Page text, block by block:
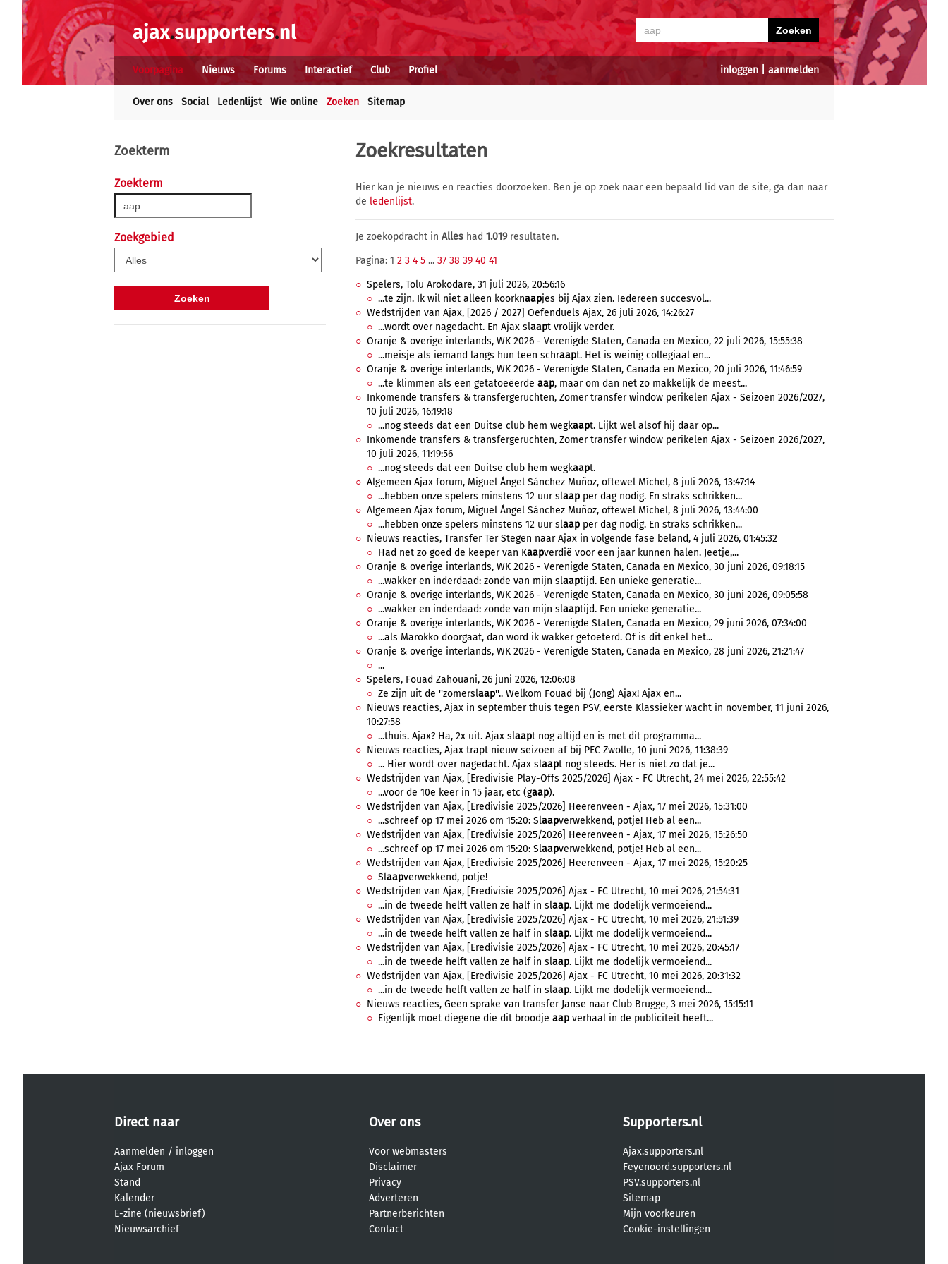
inloggen aanmelden
Voorpagina Nieuws Forums Interactief Club Profiel
Over ons Social Ledenlijst Wie online Zoeken Sitemap
Zoekterm
Zoekterm
Zoekgebied
Zoekresultaten
Hier kan je nieuws en reacties doorzoeken. Ben je op zoek naar een bepaald lid van de site, ga dan naar
de ledenlijst.
Je zoekopdracht in Alles had 1.019resultaten.
Pagina: 1 2 3 4 5 ... 37 38 39 40 41
Spelers, Tolu Arokodare, 31 juli 2026, 20:56:16
...te zijn. Ik wil niet alleen koorknaapjes bij Ajax zien. Iedereen succesvol...
Wedstrijden van Ajax, [2026 / 2027] Oefenduels Ajax, 26 juli 2026, 14:26:27
...wordt over nagedacht. En Ajax slaapt vrolijk verder.
Oranje & overige interlands, WK 2026 - Verenigde Staten, Canada en Mexico, 22 juli 2026, 15:55:38
...meisje als iemand langs hun teen schraapt. Het is weinig collegiaal en...
Oranje & overige interlands, WK 2026 - Verenigde Staten, Canada en Mexico, 20 juli 2026, 11:46:59
...te klimmen als een getatoeëerde aap, maar om dan net zo makkelijk de meest...
Inkomende transfers & transfergeruchten, Zomer transfer window perikelen Ajax - Seizoen 2026/2027,
10 juli 2026, 16:19:18
...nog steeds dat een Duitse club hem wegkaapt. Lijkt wel alsof hij daar op...
Inkomende transfers & transfergeruchten, Zomer transfer window perikelen Ajax - Seizoen 2026/2027,
10 juli 2026, 11:19:56
...nog steeds dat een Duitse club hem wegkaapt.
Algemeen Ajax forum, Miguel Ángel Sánchez Muñoz, oftewel Míchel, 8 juli 2026, 13:47:14
...hebben onze spelers minstens 12 uur slaap per dag nodig. En straks schrikken...
Algemeen Ajax forum, Miguel Ángel Sánchez Muñoz, oftewel Míchel, 8 juli 2026, 13:44:00
...hebben onze spelers minstens 12 uur slaap per dag nodig. En straks schrikken...
Nieuws reacties, Transfer Ter Stegen naar Ajax in volgende fase beland, 4 juli 2026, 01:45:32
Had net zo goed de keeper van Kaapverdië voor een jaar kunnen halen. Jeetje,...
Oranje & overige interlands, WK 2026 - Verenigde Staten, Canada en Mexico, 30 juni 2026, 09:18:15
...wakker en inderdaad: zonde van mijn slaaptijd. Een unieke generatie...
Oranje & overige interlands, WK 2026 - Verenigde Staten, Canada en Mexico, 30 juni 2026, 09:05:58
...wakker en inderdaad: zonde van mijn slaaptijd. Een unieke generatie...
Oranje & overige interlands, WK 2026 - Verenigde Staten, Canada en Mexico, 29 juni 2026, 07:34:00
...als Marokko doorgaat, dan word ik wakker getoeterd. Of is dit enkel het...
Oranje & overige interlands, WK 2026 - Verenigde Staten, Canada en Mexico, 28 juni 2026, 21:21:47
...
Spelers, Fouad Zahouani, 26 juni 2026, 12:06:08
Ze zijn uit de ''zomerslaap''.. Welkom Fouad bij (Jong) Ajax! Ajax en...
Nieuws reacties, Ajax in september thuis tegen PSV, eerste Klassieker wacht in november, 11 juni 2026,
10:27:58
...thuis. Ajax? Ha, 2x uit. Ajax slaapt nog altijd en is met dit programma...
Nieuws reacties, Ajax trapt nieuw seizoen af bij PEC Zwolle, 10 juni 2026, 11:38:39
... Hier wordt over nagedacht. Ajax slaapt nog steeds. Her is niet zo dat je...
Wedstrijden van Ajax, [Eredivisie Play-Offs 2025/2026] Ajax - FC Utrecht, 24 mei 2026, 22:55:42
...voor de 10e keer in 15 jaar, etc (gaap).
Wedstrijden van Ajax, [Eredivisie 2025/2026] Heerenveen - Ajax, 17 mei 2026, 15:31:00
...schreef op 17 mei 2026 om 15:20: Slaapverwekkend, potje! Heb al een...
Wedstrijden van Ajax, [Eredivisie 2025/2026] Heerenveen - Ajax, 17 mei 2026, 15:26:50
...schreef op 17 mei 2026 om 15:20: Slaapverwekkend, potje! Heb al een...
Wedstrijden van Ajax, [Eredivisie 2025/2026] Heerenveen - Ajax, 17 mei 2026, 15:20:25
Slaapverwekkend, potje!
Wedstrijden van Ajax, [Eredivisie 2025/2026] Ajax - FC Utrecht, 10 mei 2026, 21:54:31
...in de tweede helft vallen ze half in slaap. Lijkt me dodelijk vermoeiend...
Wedstrijden van Ajax, [Eredivisie 2025/2026] Ajax - FC Utrecht, 10 mei 2026, 21:51:39
...in de tweede helft vallen ze half in slaap. Lijkt me dodelijk vermoeiend...
Wedstrijden van Ajax, [Eredivisie 2025/2026] Ajax - FC Utrecht, 10 mei 2026, 20:45:17
...in de tweede helft vallen ze half in slaap. Lijkt me dodelijk vermoeiend...
Wedstrijden van Ajax, [Eredivisie 2025/2026] Ajax - FC Utrecht, 10 mei 2026, 20:31:32
...in de tweede helft vallen ze half in slaap. Lijkt me dodelijk vermoeiend...
Nieuws reacties, Geen sprake van transfer Janse naar Club Brugge, 3 mei 2026, 15:15:11
Eigenlijk moet diegene die dit broodje aap verhaal in de publiciteit heeft...
Direct naar
Aanmelden / inloggen
Ajax Forum
Stand
Kalender
E-zine (nieuwsbrief)
Nieuwsarchief
Over ons
Voor webmasters
Disclaimer
Privacy
Adverteren
Partnerberichten
Contact
Supporters.nl
Ajax.supporters.nl
Feyenoord.supporters.nl
PSV.supporters.nl
Sitemap
Mijn voorkeuren
Cookie-instellingen